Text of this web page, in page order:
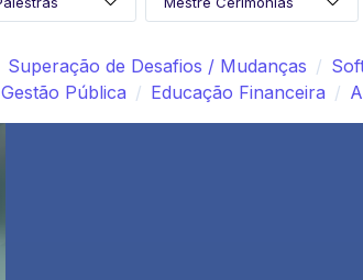
Superação de Desafios / Mudanças
Gestão Pública Educação Financeira